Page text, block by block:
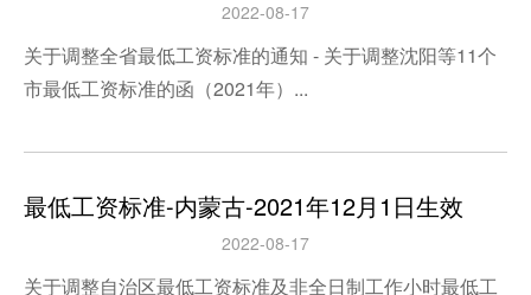
2022-08-17
关于调整全省最低工资标准的通知 - 关于调整沈阳等11个
市最低工资标准的函（2021年）...
最低工资标准-内蒙古-2021年12月1日生效
2022-08-17
关于调整自治区最低工资标准及非全日制工作小时最低工